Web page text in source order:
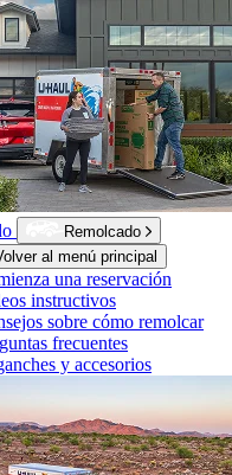
Remolcado
al menú principal
una reservación
instructivos
sobre cómo remolcar
frecuentes
y accesorios